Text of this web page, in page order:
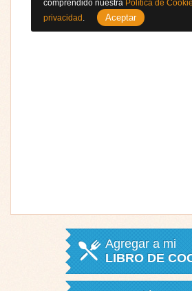
Agregar a mi
LIBRO DE
comprendido nuestra Política de
privacidad . Aceptar